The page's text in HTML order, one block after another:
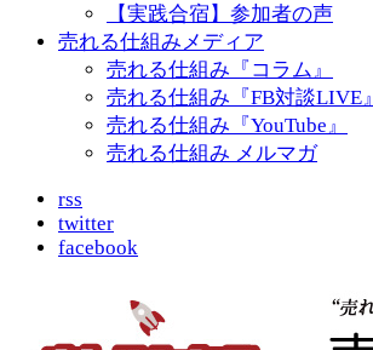
【実践合宿】参加者の声
売れる仕組みメディア
売れる仕組み『コラム』
売れる仕組み『FB対談LIVE』
売れる仕組み『YouTube』
売れる仕組み メルマガ
rss
twitter
facebook